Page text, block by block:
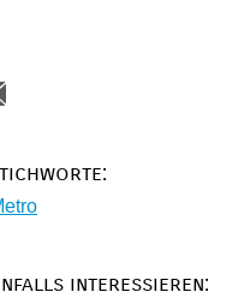
interessieren: